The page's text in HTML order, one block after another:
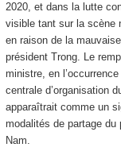
2020, et dans la lutte
visible tant sur la scène
en raison de la
président Trong. Le
ministre, en
centrale d’organisation
apparaîtrait comme un
modalités de partage
Nam.